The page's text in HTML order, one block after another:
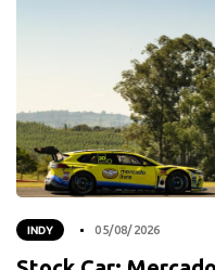
INDY 05/08/2026